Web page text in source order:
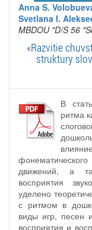
Anna S.
Svetlana I.
MBDOU "D/S 56
«Razvitie
struktury
В
ритма
движений, а
восприятия
уделено
с ритмом в
виды игр, песен
восприятия и